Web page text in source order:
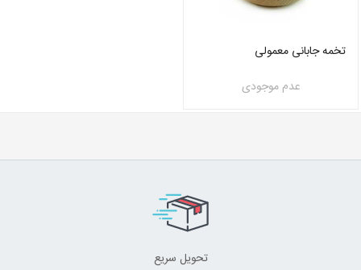
تخمه جابانی معمولی
عدم موجودی
تحویل سریع